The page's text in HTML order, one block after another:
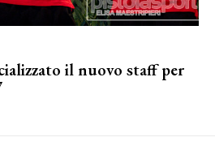
il nuovo staff per